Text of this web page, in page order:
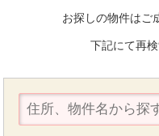
お探しの物件はご
下記にて再